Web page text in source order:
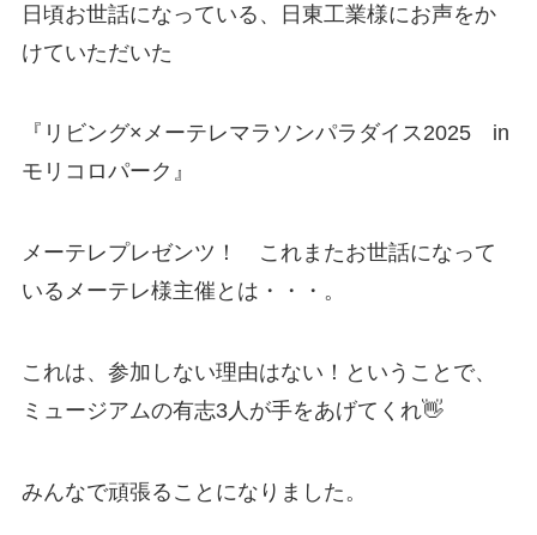
日頃お世話になっている、日東工業様にお声をか
けていただいた
『リビング×メーテレマラソンパラダイス2025 in
モリコロパーク』
メーテレプレゼンツ！ これまたお世話になって
いるメーテレ様主催とは・・・。
これは、参加しない理由はない！ということで、
ミュージアムの有志3人が手をあげてくれ👋
みんなで頑張ることになりました。